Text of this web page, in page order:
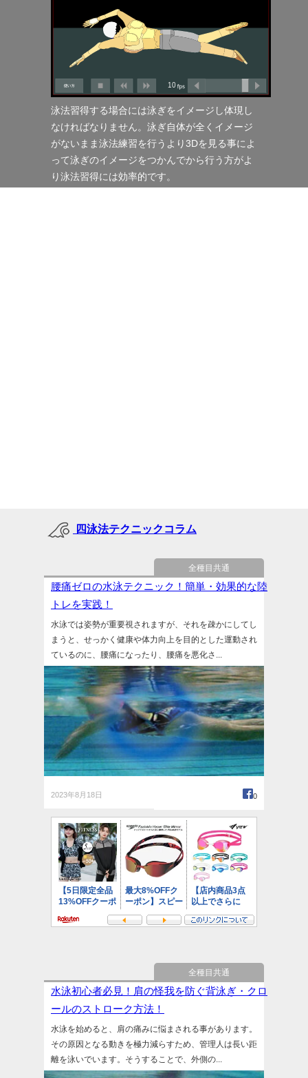
泳法習得する場合には泳ぎをイメージし体現し
なければなりません。泳ぎ自体が全くイメージ
がないまま泳法練習を行うより3Dを見る事によ
って泳ぎのイメージをつかんでから行う方がよ
り泳法習得には効率的です。
四泳法テクニックコラム
全種目共通
腰痛ゼロの水泳テクニック！簡単・効果的な陸
トレを実践！
水泳では姿勢が重要視されますが、それを疎かにしてし
まうと、せっかく健康や体力向上を目的とした運動され
ているのに、腰痛になったり、腰痛を悪化さ...
2023年8月18日 0
全種目共通
水泳初心者必見！肩の怪我を防ぐ背泳ぎ・クロ
ールのストローク方法！
水泳を始めると、肩の痛みに悩まされる事があります。
その原因となる動きを極力減らすため、管理人は長い距
離を泳いでいます。そうすることで、外側の...